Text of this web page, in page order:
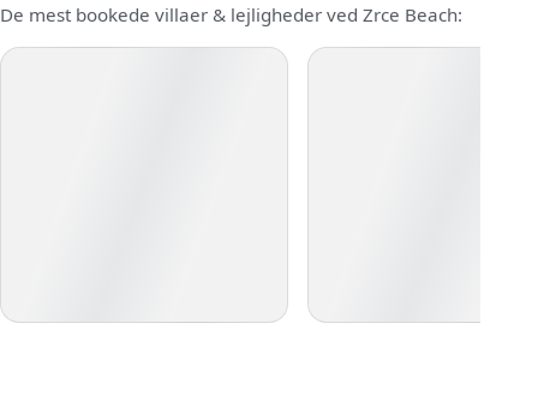
De mest bookede villaer & lejligheder ved Zrce Beach: